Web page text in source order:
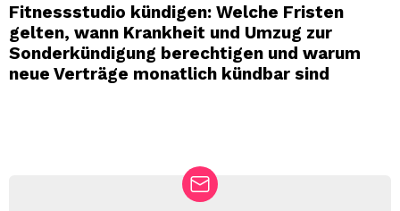
Fitnessstudio kündigen: Welche Fristen
gelten, wann Krankheit und Umzug zur
Sonderkündigung berechtigen und warum
neue Verträge monatlich kündbar sind